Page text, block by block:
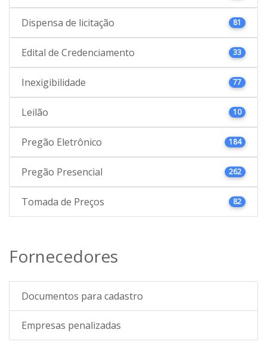
Dispensa de licitação 81
Edital de Credenciamento 33
Inexigibilidade 77
Leilão 10
Pregão Eletrônico 184
Pregão Presencial 262
Tomada de Preços 82
Fornecedores
Documentos para cadastro
Empresas penalizadas